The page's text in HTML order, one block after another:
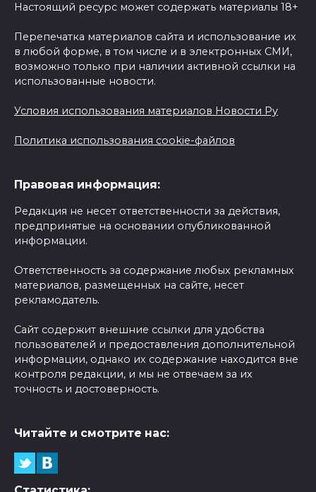
Настоящий ресурс может содержать материалы 18+
Перепечатка материалов сайта и использование их
в любой форме, в том числе и в электронных СМИ,
возможно только при наличии активной ссылки на
использованные новости.
Условия использования материалов Новости Ру
Политика использования cookie-файлов
Правовая информация:
Редакция не несет ответственности за действия,
предпринятые на основании опубликованной
информации.
Ответственность за содержание любых рекламных
материалов, размещенных на сайте, несет
рекламодатель.
Сайт содержит внешние ссылки для удобства
пользователей и предоставления дополнительной
информации, однако их содержание находится вне
контроля редакции, и мы не отвечаем за их
точность и достоверность.
Читайте и смотрите нас: